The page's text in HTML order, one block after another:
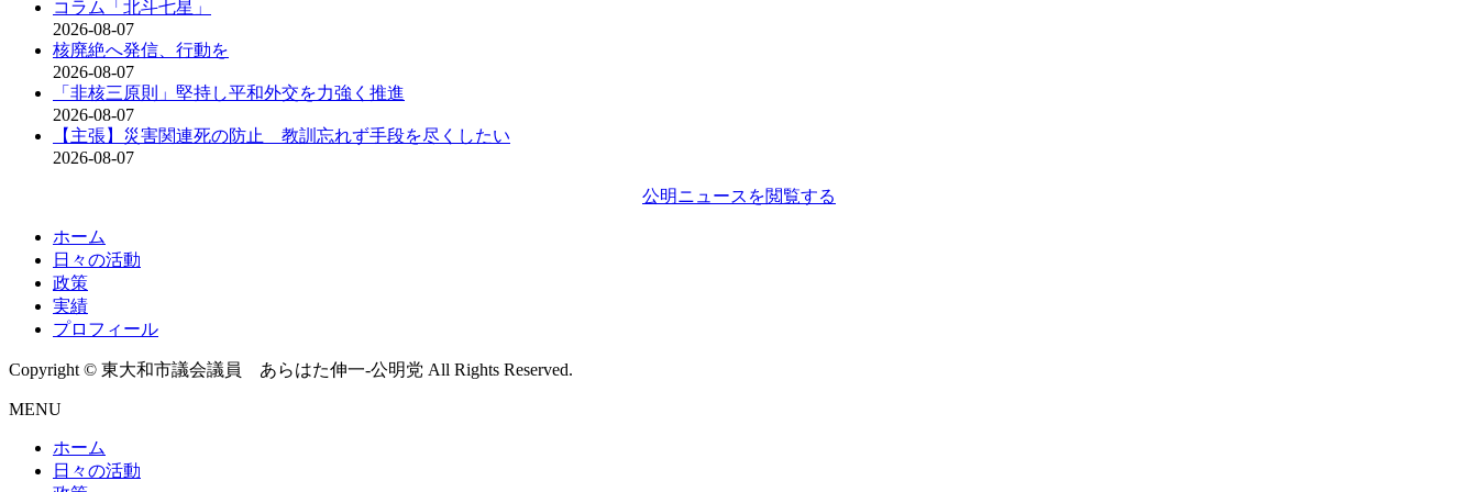
コラム「北斗七星」
2026-08-07
核廃絶へ発信、行動を
2026-08-07
「非核三原則」堅持し平和外交を力強く推進
2026-08-07
【主張】災害関連死の防止 教訓忘れず手段を尽くしたい
2026-08-07
公明ニュースを閲覧する
ホーム
日々の活動
政策
実績
プロフィール
Copyright © 東大和市議会議員 あらはた伸一-公明党 All Rights Reserved.
MENU
ホーム
日々の活動